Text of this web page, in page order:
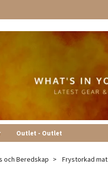
Outlet - Outlet
och Beredskap Frystorkad mat